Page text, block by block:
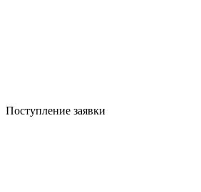
Поступление заявки